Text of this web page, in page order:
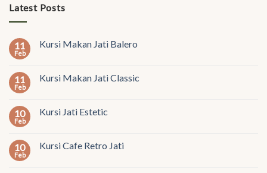
Latest Posts
11
Feb
Kursi Makan Jati Balero
11
Feb
Kursi Makan Jati Classic
10
Feb
Kursi Jati Estetic
10
Feb
Kursi Cafe Retro Jati